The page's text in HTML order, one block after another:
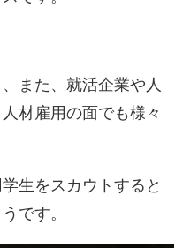
また、就活企業や人
材雇用の面でも様々
生をスカウトすると
です。